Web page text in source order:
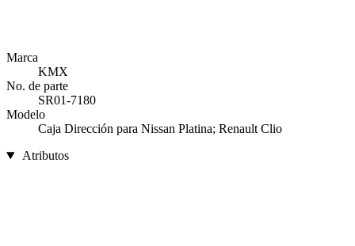
Marca
KMX
No. de parte
SR01-7180
Modelo
Caja Dirección para Nissan Platina; Renault Clio
Atributos